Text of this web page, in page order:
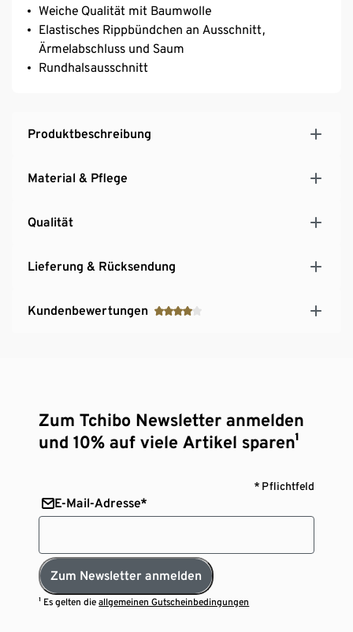
Weiche Qualität mit Baumwolle
Elastisches Rippbündchen an Ausschnitt,
Ärmelabschluss und Saum
Rundhalsausschnitt
Produktbeschreibung
Material & Pflege
Qualität
Lieferung & Rücksendung
Kundenbewertungen
Zum Tchibo Newsletter anmelden
und 10% auf viele Artikel sparen¹
* Pflichtfeld
E-Mail-Adresse*
Zum Newsletter anmelden
¹ Es gelten dieallgemeinen Gutscheinbedingungen